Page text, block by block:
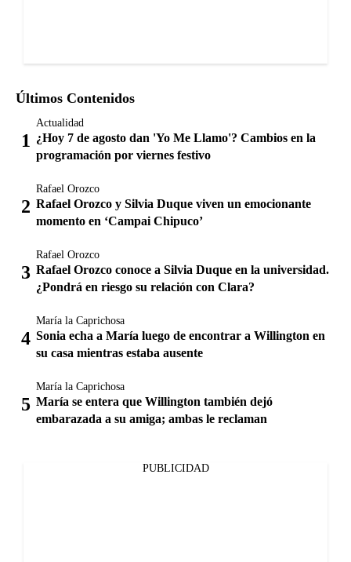
Últimos Contenidos
Actualidad
¿Hoy 7 de agosto dan 'Yo Me Llamo'? Cambios en la
programación por viernes festivo
Rafael Orozco
Rafael Orozco y Silvia Duque viven un emocionante
momento en ‘Campai Chipuco’
Rafael Orozco
Rafael Orozco conoce a Silvia Duque en la universidad.
¿Pondrá en riesgo su relación con Clara?
María la Caprichosa
Sonia echa a María luego de encontrar a Willington en
su casa mientras estaba ausente
María la Caprichosa
María se entera que Willington también dejó
embarazada a su amiga; ambas le reclaman
PUBLICIDAD